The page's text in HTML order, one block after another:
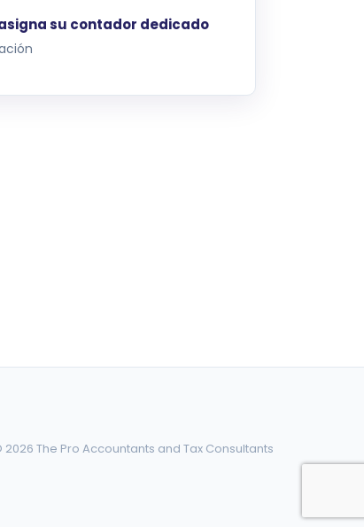
su contador dedicado
2026 The Pro Accountants and Tax Consultants